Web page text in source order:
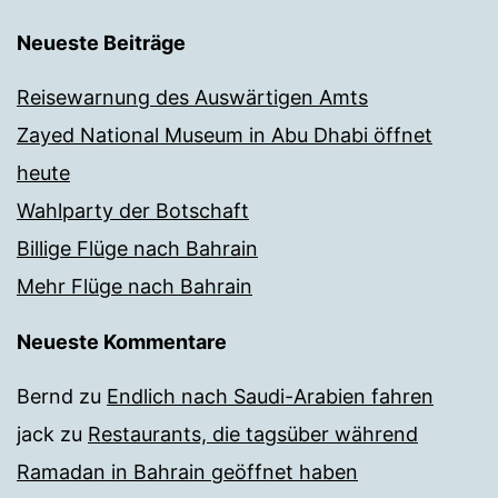
Neueste Beiträge
Reisewarnung des Auswärtigen Amts
Zayed National Museum in Abu Dhabi öffnet
heute
Wahlparty der Botschaft
Billige Flüge nach Bahrain
Mehr Flüge nach Bahrain
Neueste Kommentare
Bernd zu Endlich nach Saudi-Arabien fahren
jack zu Restaurants, die tagsüber während
Ramadan in Bahrain geöffnet haben